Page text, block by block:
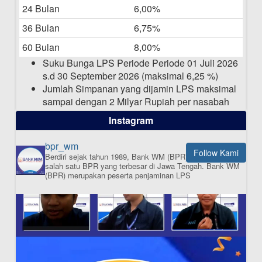
Bulan April 2025
15-04-2025
Pengumuman Nama Baru Perusahaan
24 Bulan
6,00%
36 Bulan
6,75%
60 Bulan
8,00%
Suku Bunga LPS Periode Periode 01 Juli 2026
s.d 30 September 2026 (maksimal 6,25 %)
Jumlah Simpanan yang dijamin LPS maksimal
sampai dengan 2 Milyar Rupiah per nasabah
dalam satu bank
ISI APLIKASI SEKARANG
Instagram
Follow Kami
bpr_wm
Berdiri sejak tahun 1989, Bank WM (BPR) merupakan
salah satu BPR yang terbesar di Jawa Tengah.Bank WM
(BPR) merupakan peserta penjaminan LPS